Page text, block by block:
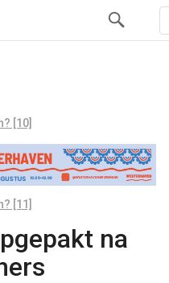
[10]
[11]
na